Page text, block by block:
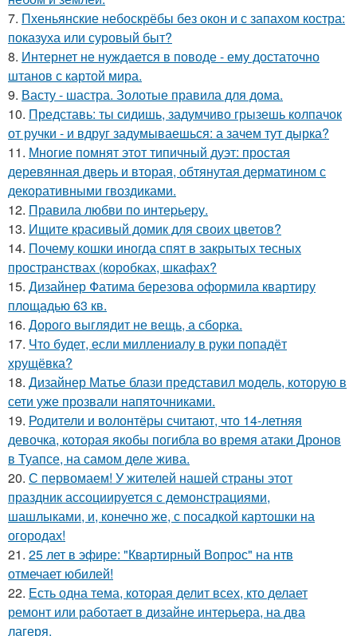
7. Пхеньянские небоскрёбы без окон и с запахом костра:
показуха или суровый быт?
8. Интернет не нуждается в поводе - ему достаточно
штанов с картой мира.
9. Васту - шастра. Золотые правила для дома.
10. Представь: ты сидишь, задумчиво грызешь колпачок
от ручки - и вдруг задумываешься: а зачем тут дырка?
11. Многие помнят этот типичный дуэт: простая
деревянная дверь и вторая, обтянутая дерматином с
декоративными гвоздиками.
12. Правила любви по интеpьеpу.
13. Ищите красивый домик для своих цветов?
14. Почему кошки иногда спят в закрытых тесных
пространствах (коробках, шкафах?
15. Дизайнер Фатима березова оформила квартиру
площадью 63 кв.
16. Дорого выглядит не вещь, а сборка.
17. Что будет, если миллениалу в руки попадёт
хрущёвка?
18. Дизайнер Матье блази представил модель, которую в
сети уже прозвали напяточниками.
19. Родители и волонтёры считают, что 14-летняя
девочка, которая якобы погибла во время атаки Дронов
в Туапсе, на самом деле жива.
20. С первомаем! У жителей нашей страны этот
праздник ассоциируется с демонстрациями,
шашлыками, и, конечно же, с посадкой картошки на
огородах!
21. 25 лет в эфире: "Квартирный Вопрос" на нтв
отмечает юбилей!
22. Есть одна тема, которая делит всех, кто делает
ремонт или работает в дизайне интерьера, на два
лагеря.